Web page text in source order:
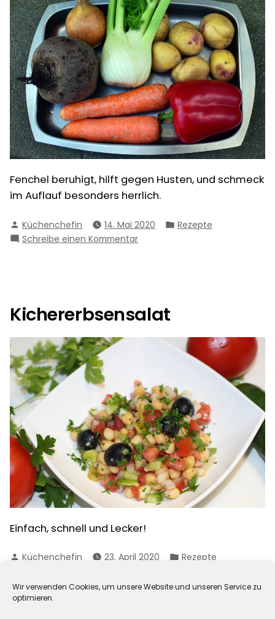
Wir verwenden Cookies, um unsere Website und unseren Service zu
optimieren.
Fenchel beruhigt, hilft gegen Husten, und schmeck
im Auflauf besonders herrlich.
Verfasst
von
Küchenchefin 14. Mai 2020
Veröffentlicht
Rezepte
Schreibe einen Kommentarzu
Kichererbsensalat
Einfach, schnell und Lecker!
Verfasst
Küchenchefin 23. April 2020
Veröffentlicht
Rezepte
Kichererbsensalat